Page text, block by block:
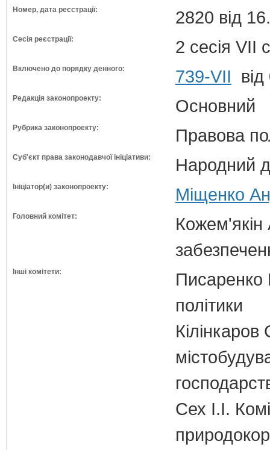
Номер, дата реєстрації: 2820 від
Сесія реєстрації: 2 сесія VII
Включено до порядку денного: 739-VII
Редакція законопроекту: Основний
Рубрика законопроекту: Правова
Суб'єкт права законодавчої ініціативи: Народний
Ініціатор(и) законопроекту: Міщенко
Головний комітет:
Кожем'якін
Інші комітети:
Писаренко
політики
Сех І.І.